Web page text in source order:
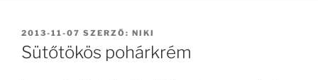
BEKÜLDVE:
2013-11-07 SZERZŐ: NIKI
Sütőtökös pohárkrém